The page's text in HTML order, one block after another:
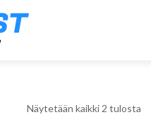
Näytetään kaikki 2 tulosta